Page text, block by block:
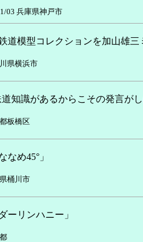
03 兵庫県神戸市
道模型コレクションを加山雄
県横浜市
知識があるからこその発言が
板橋区
なめ45°」
桶川市
ーリンハニー」